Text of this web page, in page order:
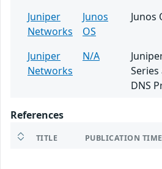
Juniper
Networks
Junos
OS
Junos
Juniper
Networks
N/A
DNS
References
TITLE PUBLICATION TIME